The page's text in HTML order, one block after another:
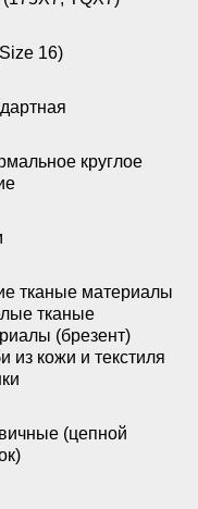
16)
круглое
тканые материалы
тканые
(брезент)
из кожи и текстиля
(цепной